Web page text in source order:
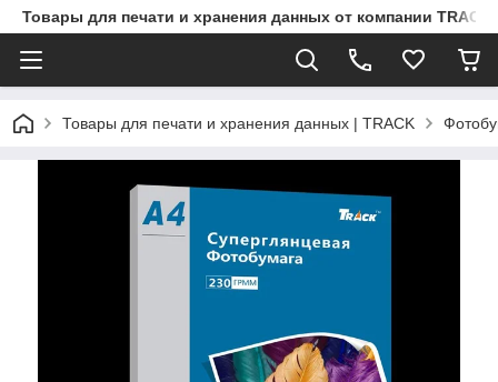
Товары для печати и хранения данных от компании TRACK
Товары для печати и хранения данных | TRACK